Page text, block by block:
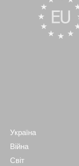
Україна
Війна
Світ